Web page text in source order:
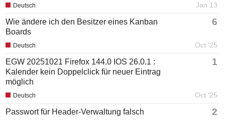
Jan 13
Deutsch
Wie ändere ich den Besitzer eines Kanban
Boards
6
Oct '25
Deutsch
EGW 20251021 Firefox 144.0 IOS 26.0.1 :
Kalender kein Doppelclick für neuer Eintrag
möglich
1
Oct '25
Deutsch
Passwort für Header-Verwaltung falsch 2